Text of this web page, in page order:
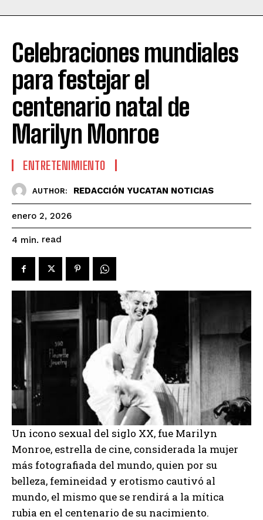
Celebraciones mundiales
para festejar el
centenario natal de
Marilyn Monroe
ENTRETENIMIENTO
AUTHOR: REDACCIÓN YUCATAN NOTICIAS
enero 2, 2026
4 min. read
Un icono sexual del siglo XX, fue Marilyn
Monroe, estrella de cine, considerada la mujer
más fotografiada del mundo, quien por su
belleza, femineidad y erotismo cautivó al
mundo, el mismo que se rendirá a la mítica
rubia en el centenario de su nacimiento.